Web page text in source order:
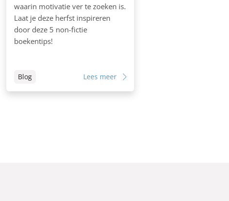
waarin motivatie ver te zoeken is.
Laat je deze herfst inspireren
door deze 5 non-fictie
boekentips!
Blog Lees meer